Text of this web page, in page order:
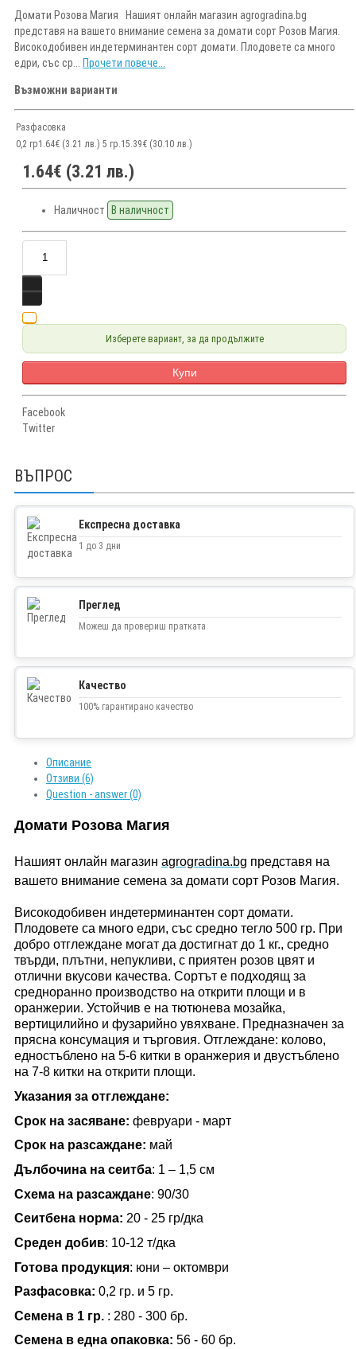
Домати Розова Магия Нашият онлайн магазин agrogradina.bg
представя на вашето внимание семена за домати сорт Розов Магия.
Високодобивен индетерминантен сорт домати. Плодовете са много
едри, със ср... Прочети повече...
Възможни варианти
Разфасовка
0,2 гр1.64€ (3.21 лв.) 5 гр. 15.39€ (30.10 лв.)
1.64€ (3.21 лв.)
Наличност В наличност
Изберете вариант, за да продължите
Купи
Facebook
Twitter
ВЪПРОС
Експресна доставка
1 до 3 дни
Преглед
Можеш да провериш пратката
Качество
100% гарантирано качество
Описание
Отзиви (6)
Question - answer (0)
Домати Розова Магия
Нашият онлайн магазин agrogradina.bg представя на
вашето внимание семена за домати сорт Розов Магия.
Високодобивен индетерминантен сорт домати.
Плодовете са много едри, със средно тегло 500 гр. При
добро отглеждане могат да достигнат до 1 кг., средно
твърди, плътни, непукливи, с приятен розов цвят и
отлични вкусови качества. Сортът е подходящ за
средноранно производство на открити площи и в
оранжерии. Устойчив е на тютюнева мозайка,
вертицилийно и фузарийно увяхване. Предназначен за
прясна консумация и търговия. Отглеждане: колово,
едностъблено на 5-6 китки в оранжерия и двустъблено
на 7-8 китки на открити площи.
Указания за отглеждане:
Срок на засяване: февруари - март
Срок на разсаждане: май
Дълбочина на сеитба: 1 – 1,5 см
Схема на разсаждане: 90/30
Сеитбена норма: 20 - 25 гр/дка
Среден добив: 10-12 т/дка
Готова продукция: юни – октомври
Разфасовка: 0,2 гр. и 5 гр.
Семена в 1 гр. : 280 - 300 бр.
Семена в една опаковка: 56 - 60 бр.